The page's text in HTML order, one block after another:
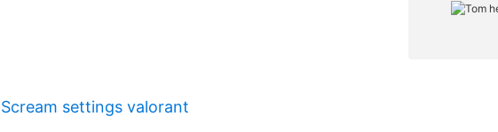
Scream settings valorant